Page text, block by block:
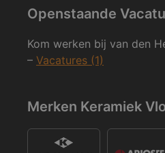
Openstaande
Kom werken bij van den
– Vacatures (1)
Merken Keramiek